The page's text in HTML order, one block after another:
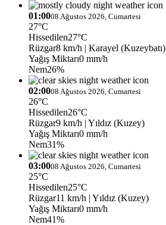
01:0008 Ağustos 2026, Cumartesi
27°C
Hissedilen27°C
Rüzgar8 km/h | Karayel (Kuzeybatı)
Yağış Miktarı0 mm/h
Nem26%
02:0008 Ağustos 2026, Cumartesi
26°C
Hissedilen26°C
Rüzgar9 km/h | Yıldız (Kuzey)
Yağış Miktarı0 mm/h
Nem31%
03:0008 Ağustos 2026, Cumartesi
25°C
Hissedilen25°C
Rüzgar11 km/h | Yıldız (Kuzey)
Yağış Miktarı0 mm/h
Nem41%